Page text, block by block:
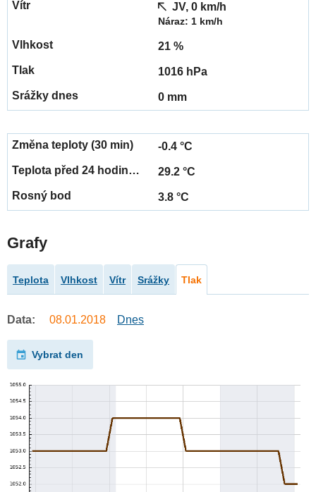
JV, 0 km/h
Náraz: 1 km/h
21 %
1016 hPa
0 mm
-0.4 °C
29.2 °C
3.8 °C
Grafy
Teplota Vlhkost Vítr Srážky Tlak
Data: 08.01.2018 Dnes
Vybrat den